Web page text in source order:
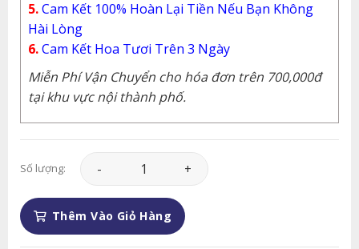
5.Cam Kết 100% Hoàn Lại Tiền Nếu Bạn Không
Hài Lòng
6.Cam Kết Hoa Tươi Trên 3 Ngày
Miễn Phí Vận Chuyển cho hóa đơn trên 700,000đ
tại khu vực nội thành phố.
Số lượng: Giỏ Hoa - GH066 số lượng
Thêm Vào Giỏ Hàng